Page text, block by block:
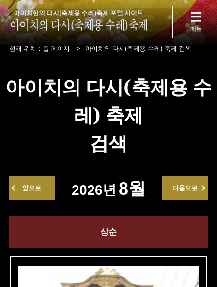
현재 위치： 톱 페이지 > 아이치의 다시(축제용 수레) 축제 검색
아이치의 다시(축제용 수
레) 축제
검색
앞으로 다음으로
2026년 8월
상순